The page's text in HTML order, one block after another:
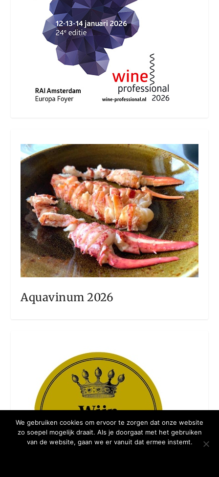
Aquavinum 2026
We gebruiken cookies om ervoor te zorgen dat onze website
zo soepel mogelijk draait. Als je doorgaat met het gebruiken
van de website, gaan we er vanuit dat ermee instemt.